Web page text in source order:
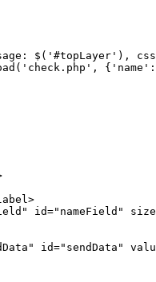
$('#topLayer'),
id="nameField"
id="sendData"